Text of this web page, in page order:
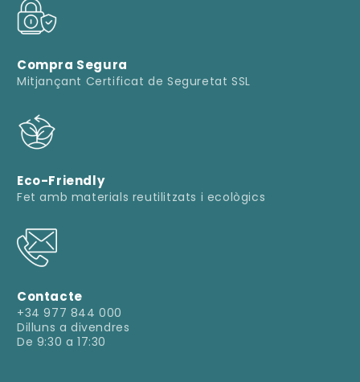
Compra Segura
Mitjançant Certificat de Seguretat SSL
Eco-Friendly
Fet amb materials reutilitzats i ecològics
Contacte
+34 977 844 000
Dilluns a divendres
De 9:30 a 17:30